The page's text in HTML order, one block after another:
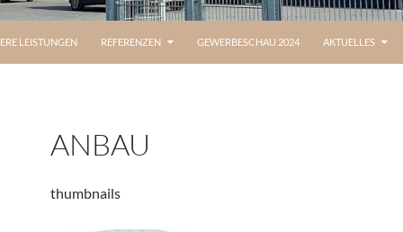
LEISTUNGEN REFERENZEN GEWERBESCHAU 2024 AKTUELLES
ANBAU
thumbnails